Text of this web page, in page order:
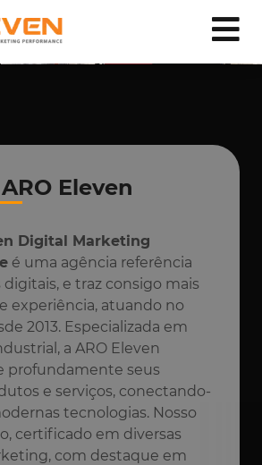
Eleven
Digital Marketing
é uma agência referência
e traz consigo mais
experiência, atuando no
2013. Especializada em
a ARO Eleven
profundamente seus
e serviços, conectando-
tecnologias. Nosso
certificado em diversas
com destaque em